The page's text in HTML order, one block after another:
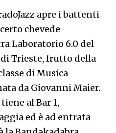
apre i battenti
chevede
Laboratorio 6.0 del
Trieste, frutto della
di Musica
da Giovanni Maier.
al Bar 1,
ed è ad entrata